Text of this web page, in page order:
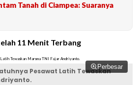
Tanah di Ciampea: Suaranya
11 Menit Terbang
Perbesar
Pesawat Latih Tewaskan